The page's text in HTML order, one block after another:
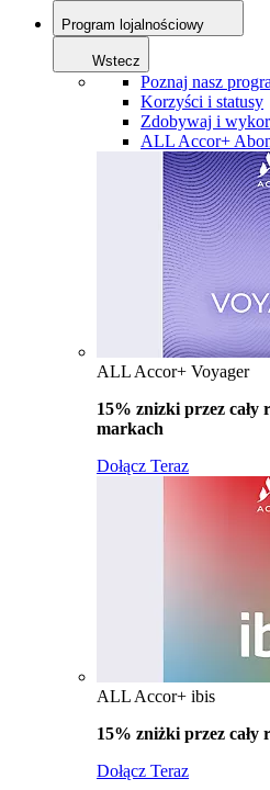
Program lojalnościowy
Wstecz
Poznaj nasz
Korzyści i statusy
Zdobywaj i
ALL Accor+
ALL Accor+ Voyager
15% znizki przez cały
markach
Dołącz Teraz
ALL Accor+ ibis
15% zniżki przez cały
Dołącz Teraz